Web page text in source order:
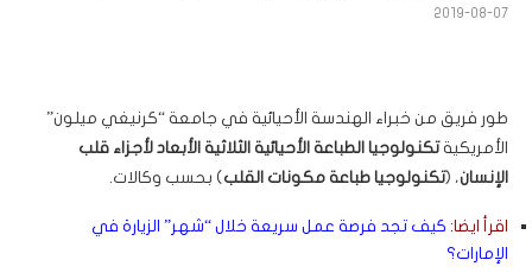
2019-08-07
طور فريق من خبراء الهندسة الأحيائية في جامعة “كرنيغي ميلون”
الأمريكيةتكنولوجيا الطباعة الأحيائية الثلاثية الأبعاد لأجزاء قلب
الإنسان، (تكنولوجيا طباعة مكونات القلب ) بحسب وكالات.
اقرأ ايضا: كيف تجد فرصة عمل سريعة خلال “شهر” الزيارة في
الإمارات؟